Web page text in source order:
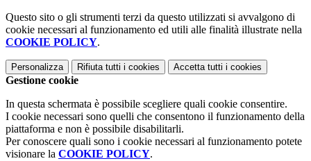
Questo sito o gli strumenti terzi da questo utilizzati si avvalgono di
cookie necessari al funzionamento ed utili alle finalità illustrate nella
COOKIE POLICY.
Personalizza Rifiuta tutti i cookies Accetta tutti i cookies
Gestione cookie
In questa schermata è possibile scegliere quali cookie consentire.
I cookie necessari sono quelli che consentono il funzionamento della
piattaforma e non è possibile disabilitarli.
Per conoscere quali sono i cookie necessari al funzionamento potete
visionare la COOKIE POLICY.